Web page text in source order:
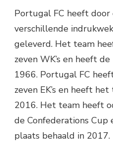
Portugal FC heeft door
verschillende
geleverd. Het team
zeven WK’s en heeft
1966. Portugal FC
zeven EK’s en heeft
2016. Het team heeft
de Confederations
plaats behaald in 2017.